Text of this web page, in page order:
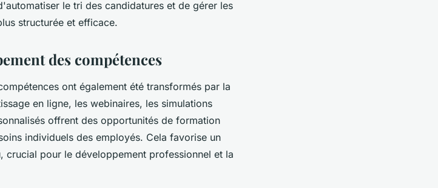
le tri des candidatures et de gérer les
structurée et efficace.
des compétences
ont également été transformés par la
en ligne, les webinaires, les simulations
offrent des opportunités de formation
individuels des employés. Cela favorise un
crucial pour le développement professionnel et la